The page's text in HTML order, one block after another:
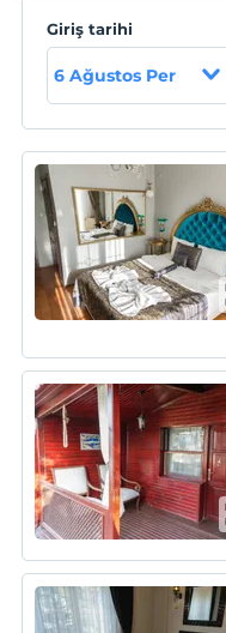
Giriş tarihi
6 Ağustos Per